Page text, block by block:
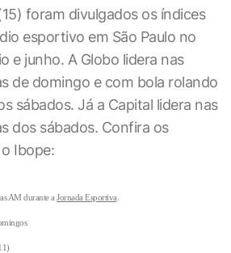
foram divulgados os índices
esportivo em São Paulo no
e junho. A Globo lidera nas
de domingo e com bola rolando
sábados. Já a Capital lidera nas
dos sábados. Confira os
Ibope:
AM durante a Jornada Esportiva